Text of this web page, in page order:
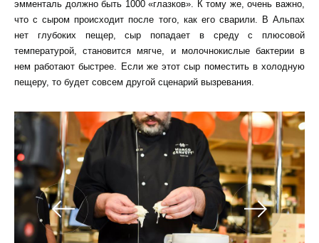
эмменталь должно быть 1000 «глазков». К тому же, очень важно,
что с сыром происходит после того, как его сварили. В Альпах
нет глубоких пещер, сыр попадает в среду с плюсовой
температурой, становится мягче, и молочнокислые бактерии в
нем работают быстрее. Если же этот сыр поместить в холодную
пещеру, то будет совсем другой сценарий вызревания.